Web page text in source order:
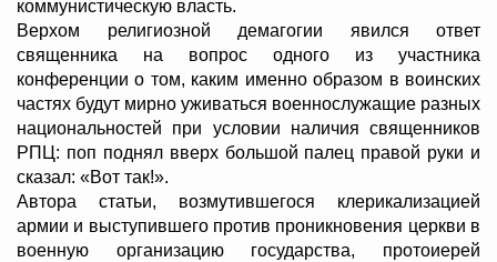
коммунистическую власть.
Верхом религиозной демагогии явился ответ
священника на вопрос одного из участника
конференции о том, каким именно образом в воинских
частях будут мирно уживаться военнослужащие разных
национальностей при условии наличия священников
РПЦ: поп поднял вверх большой палец правой руки и
сказал: «Вот так!».
Автора статьи, возмутившегося клерикализацией
армии и выступившего против проникновения церкви в
военную организацию государства, протоиерей